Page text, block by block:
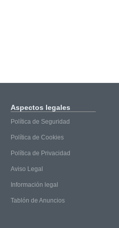
Aspectos legales
Política de Seguridad
Política de Cookies
Política de Privacidad
Aviso Legal
Información legal
Tablón de Anuncios